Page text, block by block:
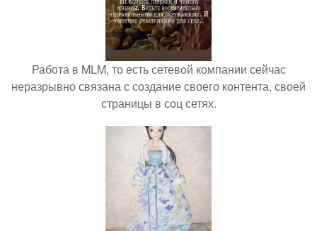
Работа в MLM, то есть сетевой компании сейчас
неразрывно связана с создание своего контента, своей
страницы в соц сетях.